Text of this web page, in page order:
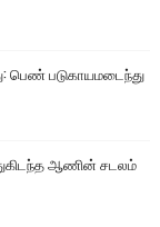
பெண் படுகாயமடைந்து
ஆணின் சடலம்